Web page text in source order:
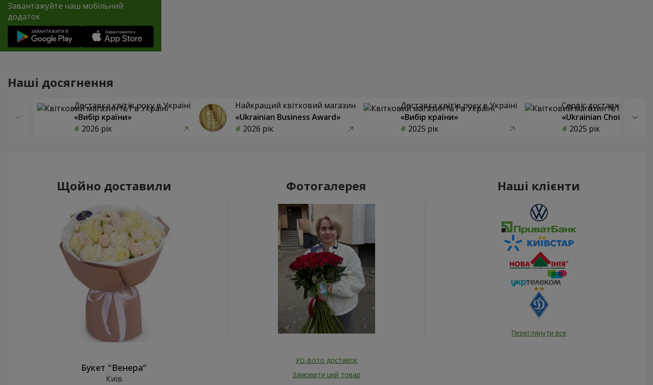
Завантажуйте наш мобільний
додаток
Наші досягнення
Доставка квітів року в Україні
«Вибір країни»
2026 рік
Найкращий квітковий магазин
«Ukrainian Business Award»
2026 рік
Доставка квітів року в Україні
«Вибір країни»
2025 рік
Сервіс доставки квітів
«Ukrainian Choice»
2025 рік
Щойно доставили
Букет "Венера"
Київ
Фотогалерея
Усі фото доставок
Замовити цей товар
Наші клієнти
Переглянути все